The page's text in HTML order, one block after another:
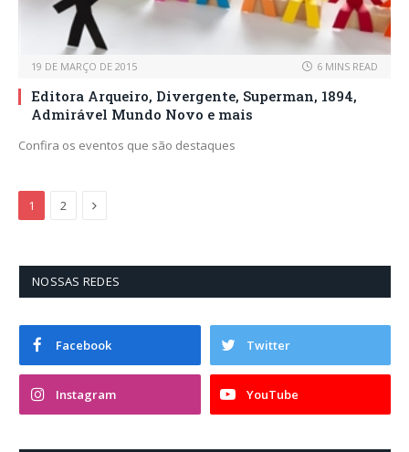
19 DE MARÇO DE 2015 6 MINS READ
Editora Arqueiro, Divergente, Superman, 1894,
Admirável Mundo Novo e mais
Confira os eventos que são destaques
1 2 Next
NOSSAS REDES
Facebook Twitter
Instagram YouTube